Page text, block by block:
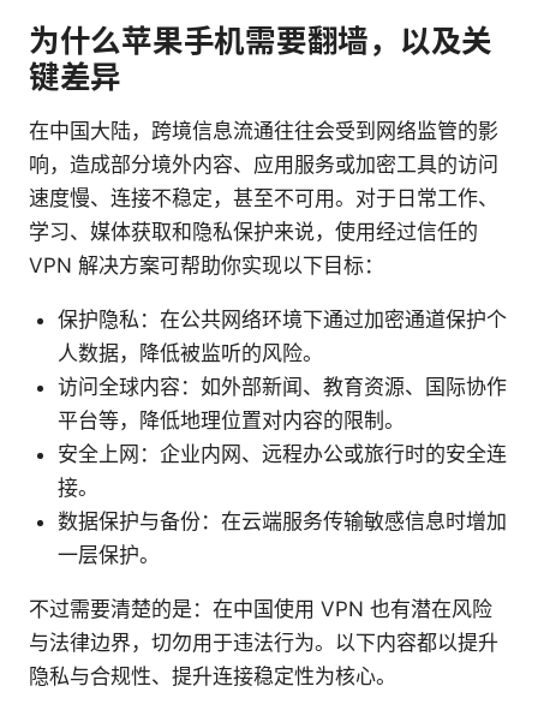
为什么苹果手机需要翻墙，以及关
键差异
在中国大陆，跨境信息流通往往会受到网络监管的影
响，造成部分境外内容、应用服务或加密工具的访问
速度慢、连接不稳定，甚至不可用。对于日常工作、
学习、媒体获取和隐私保护来说，使用经过信任的
VPN 解决方案可帮助你实现以下目标：
保护隐私：在公共网络环境下通过加密通道保护个
人数据，降低被监听的风险。
访问全球内容：如外部新闻、教育资源、国际协作
平台等，降低地理位置对内容的限制。
安全上网：企业内网、远程办公或旅行时的安全连
接。
数据保护与备份：在云端服务传输敏感信息时增加
一层保护。
不过需要清楚的是：在中国使用 VPN 也有潜在风险
与法律边界，切勿用于违法行为。以下内容都以提升
隐私与合规性、提升连接稳定性为核心。